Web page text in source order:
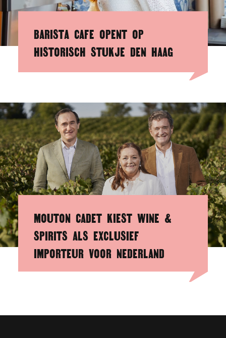
BARISTA CAFE OPENT OP
HISTORISCH STUKJE DEN HAAG
MOUTON CADET KIEST WINE &
SPIRITS ALS EXCLUSIEF
IMPORTEUR VOOR NEDERLAND